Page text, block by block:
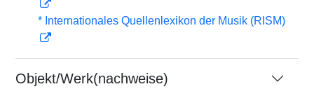
* Internationales Quellenlexikon der Musik (RISM)
Objekt/Werk(nachweise)